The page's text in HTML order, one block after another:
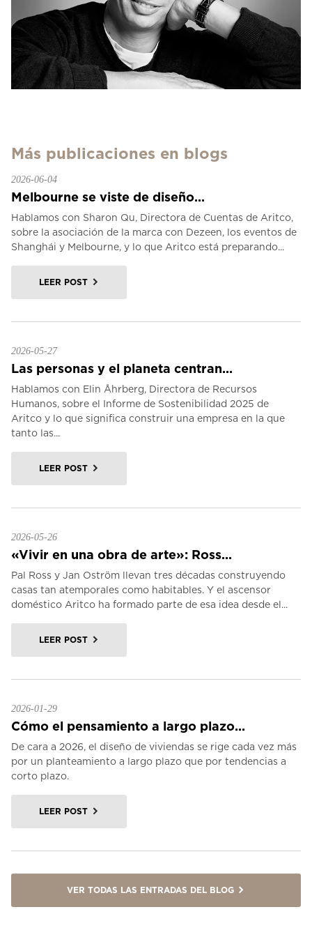
Más publicaciones en blogs
2026-06-04
Melbourne se viste de diseño...
Hablamos con Sharon Qu, Directora de Cuentas de Aritco,
sobre la asociación de la marca con Dezeen, los eventos de
Shanghái y Melbourne, y lo que Aritco está preparando...
LEER POST
2026-05-27
Las personas y el planeta centran...
Hablamos con Elin Åhrberg, Directora de Recursos
Humanos, sobre el Informe de Sostenibilidad 2025 de
Aritco y lo que significa construir una empresa en la que
tanto las...
LEER POST
2026-05-26
«Vivir en una obra de arte»: Ross...
Pal Ross y Jan Oström llevan tres décadas construyendo
casas tan atemporales como habitables. Y el ascensor
doméstico Aritco ha formado parte de esa idea desde el...
LEER POST
2026-01-29
Cómo el pensamiento a largo plazo...
De cara a 2026, el diseño de viviendas se rige cada vez más
por un planteamiento a largo plazo que por tendencias a
corto plazo.
LEER POST
VER TODAS LAS ENTRADAS DEL BLOG